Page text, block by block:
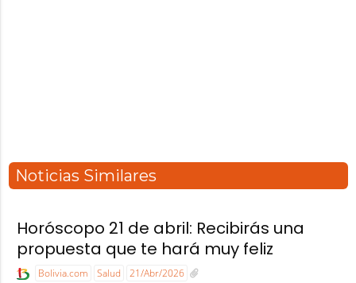
Noticias Similares
Horóscopo 21 de abril: Recibirás una
propuesta que te hará muy feliz
Bolivia.com Salud 21/Abr/2026